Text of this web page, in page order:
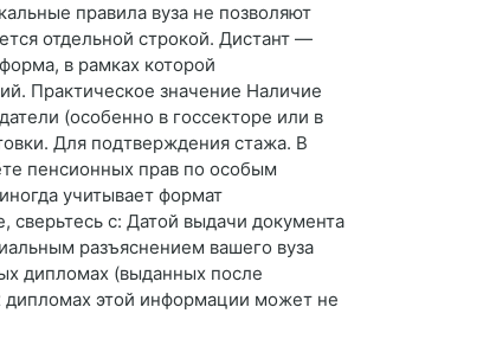
правила вуза не позволяют
отдельной строкой. Дистант —
в рамках которой
Практическое значение Наличие
(особенно в госсекторе или в
Для подтверждения стажа. В
пенсионных прав по особым
учитывает формат
с: Датой выдачи документа
разъяснением вашего вуза
дипломах (выданных после
дипломах этой информации может не